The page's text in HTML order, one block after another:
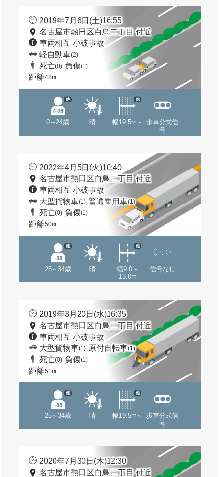
2019年7月6日(土)16:55
名古屋市熱田区白鳥二丁目 付近
車両相互 小破事故
軽自動車(2)
死亡(0) 負傷(1)
距離48m
0～24歳
他
晴 幅19.5m～
他
歩車分式信
号
2022年4月5日(火)10:40
名古屋市熱田区白鳥二丁目 付近
車両相互 小破事故
大型貨物車(1) 普通乗用車(1)
死亡(0) 負傷(1)
距離50m
25～34歳
他
晴
幅9.0～
13.0m
他
信号なし
2019年3月20日(水)16:35
名古屋市熱田区白鳥二丁目 付近
車両相互 小破事故
大型貨物車(1) 原付自転車(1)
死亡(0) 負傷(1)
距離51m
25～34歳
他
晴 幅19.5m～
他
歩車分式信
号
2020年7月30日(木)12:30
名古屋市熱田区白鳥二丁目 付近